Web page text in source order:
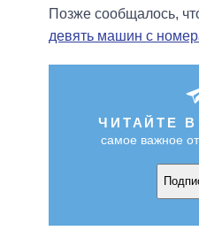
Позже сообщалось,
девять машин с
ЧИТАЙТЕ В
самое важное